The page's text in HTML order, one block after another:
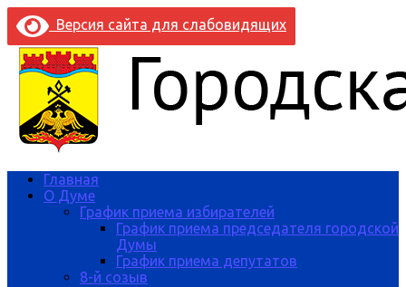
Версия сайта для слабовидящих
Главная
О Думе
График приема избирателей
График приема председателя городской
Думы
График приема депутатов
8-й созыв